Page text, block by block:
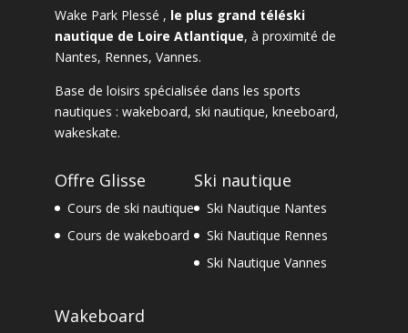
Wake Park Plessé , le plus grand téléski
nautique de Loire Atlantique, à proximité de
Nantes, Rennes, Vannes.
Base de loisirs spécialisée dans les sports
nautiques : wakeboard, ski nautique, kneeboard,
wakeskate.
Offre Glisse
Cours de ski nautique
Cours de wakeboard
Ski nautique
Ski Nautique Nantes
Ski Nautique Rennes
Ski Nautique Vannes
Wakeboard